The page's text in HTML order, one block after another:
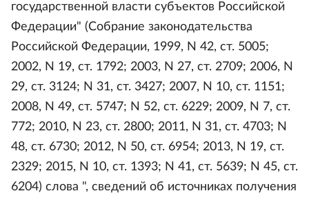
государственной власти субъектов Российской
Федерации" (Собрание законодательства
Российской Федерации, 1999, N 42, ст. 5005;
2002, N 19, ст. 1792; 2003, N 27, ст. 2709; 2006, N
29, ст. 3124; N 31, ст. 3427; 2007, N 10, ст. 1151;
2008, N 49, ст. 5747; N 52, ст. 6229; 2009, N 7, ст.
772; 2010, N 23, ст. 2800; 2011, N 31, ст. 4703; N
48, ст. 6730; 2012, N 50, ст. 6954; 2013, N 19, ст.
2329; 2015, N 10, ст. 1393; N 41, ст. 5639; N 45, ст.
6204) слова ", сведений об источниках получения